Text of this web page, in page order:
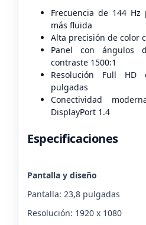
Frecuencia de 144
más fluida
Alta precisión de color
Panel con ángulos
contraste 1500:1
Resolución Full
pulgadas
Conectividad
DisplayPort 1.4
Especificaciones
Pantalla y diseño
Pantalla: 23,8 pulgadas
Resolución: 1920 x 1080